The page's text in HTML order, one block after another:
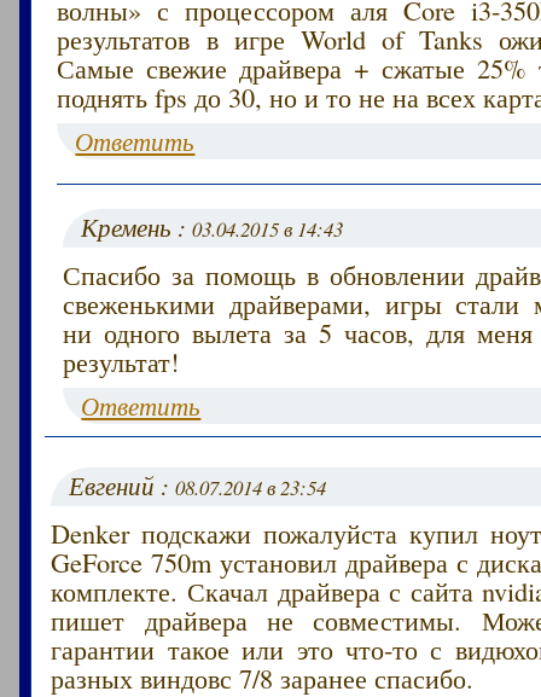
волны» с процессором аля Core i3-
результатов в игре World of Tanks
Самые свежие драйвера + сжатые 25%
поднять fps до 30, но и то не на всех
Ответить
Кремень :03.04.2015 в 14:43
Спасибо за помощь в обновлении
свеженькими драйверами, игры стали
ни одного вылета за 5 часов, для
результат!
Ответить
Евгений :08.07.2014 в 23:54
Denker подскажи пожалуйста купил
GeForce 750m установил драйвера с
комплекте. Скачал драйвера с сайта
пишет драйвера не совместимы.
гарантии такое или это что-то с
разных виндовс 7/8 заранее спасибо.